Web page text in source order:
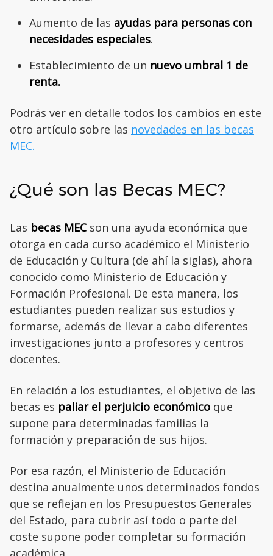
Aumento de las ayudas para personas con
necesidades especiales.
Establecimiento de un nuevo umbral 1 de
renta.
Podrás ver en detalle todos los cambios en este
otro artículo sobre las novedades en las becas
MEC.
¿Qué son las Becas MEC?
Las becas MECson una ayuda económica que
otorga en cada curso académico el Ministerio
de Educación y Cultura (de ahí la siglas), ahora
conocido como Ministerio de Educación y
Formación Profesional. De esta manera, los
estudiantes pueden realizar sus estudios y
formarse, además de llevar a cabo diferentes
investigaciones junto a profesores y centros
docentes.
En relación a los estudiantes, el objetivo de las
becas es paliar el perjuicio económico que
supone para determinadas familias la
formación y preparación de sus hijos.
Por esa razón, el Ministerio de Educación
destina anualmente unos determinados fondos
que se reflejan en los Presupuestos Generales
del Estado, para cubrir así todo o parte del
coste supone poder completar su formación
académica.